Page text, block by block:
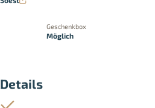
Geschenkbox
Möglich
Details